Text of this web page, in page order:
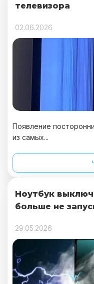
телевизора
02.06.2026
Появление
из самых...
Ноутбук
больше не
29.05.2026